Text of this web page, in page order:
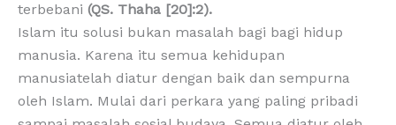
terbebani (QS. Thaha [20]:2).
Islam itu solusi bukan masalah bagi bagi hidup
manusia. Karena itu semua kehidupan
manusiatelah diatur dengan baik dan sempurna
oleh Islam. Mulai dari perkara yang paling pribadi